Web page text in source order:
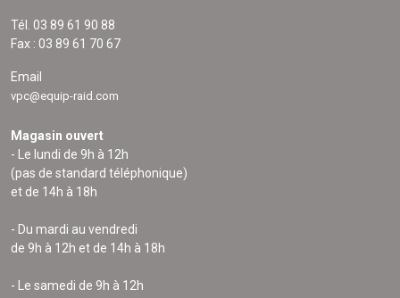
Tél. 03 89 61 90 88
Fax : 03 89 61 70 67
Email
vpc@equip-raid.com
Magasin ouvert
- Le lundi de 9h à 12h
(pas de standard téléphonique)
et de 14h à 18h
- Du mardi au vendredi
de 9h à 12h et de 14h à 18h
- Le samedi de 9h à 12h